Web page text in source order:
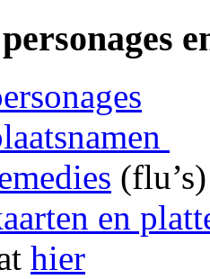
(flu’s)
en
hier